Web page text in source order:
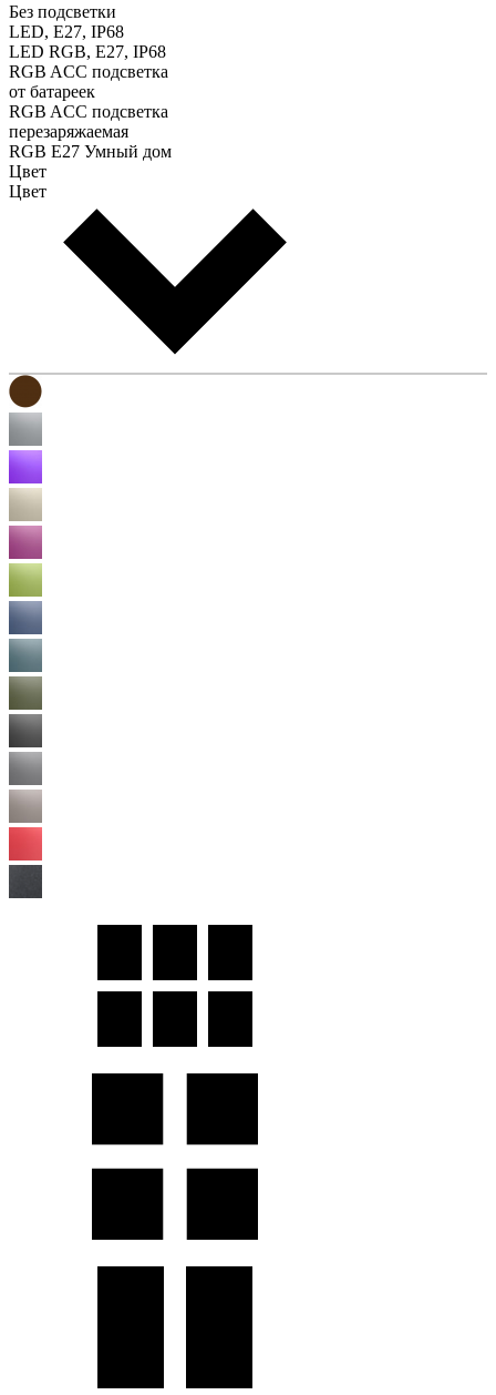
Без подсветки
LED, E27, IP68
LED RGB, E27, IP68
RGB ACC подсветка
от батареек
RGB ACC подсветка
перезаряжаемая
RGB E27 Умный дом
Цвет
Цвет